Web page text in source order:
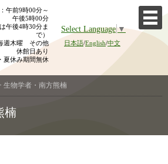
午前9時00分～
午後5時00分
は午後4時30分ま
で）
週木曜 その他
休館日あり
夏休み期間無休
Select Language▼
日本語/English/中文
生物学者・南方熊楠
楠